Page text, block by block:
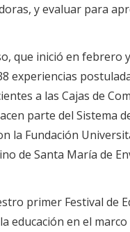
y evaluar para
que inició en febrero
experiencias
a las Cajas de
parte del Sistema
la Fundación
de Santa María de
primer Festival de
educación en el